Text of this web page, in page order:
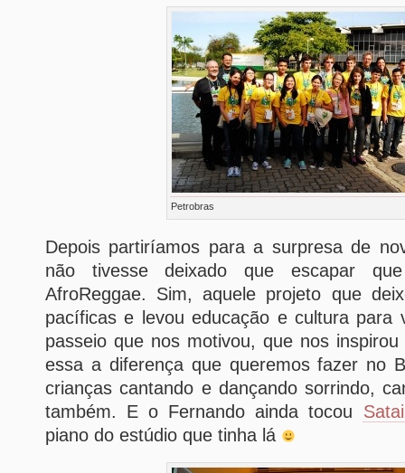
Petrobras
Depois partiríamos para a surpresa de
não tivesse deixado que escapar
AfroReggae. Sim, aquele projeto que
pacíficas e levou educação e cultura para
passeio que nos motivou, que nos
essa a diferença que queremos fazer no
crianças cantando e dançando sorrindo,
também. E o Fernando ainda tocou
piano do estúdio que tinha lá